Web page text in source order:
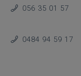
056 35 01 57
0484 94 59 17